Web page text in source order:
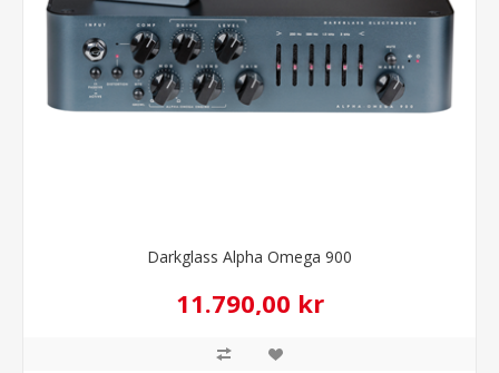
Darkglass Alpha Omega 900
11.790,00 kr